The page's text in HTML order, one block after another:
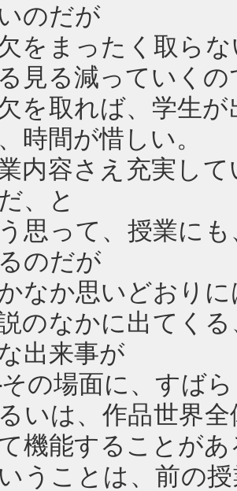
のだが
をまったく取ら
見る減っていく
を取れば、学生
時間が惜しい。
内容さえ充実し
、と
思って、授業に
のだが
なか思いどおり
のなかに出てく
出来事が
の場面に、すば
いは、作品世界
機能することがあ
うことは、前の